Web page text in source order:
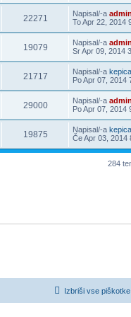
22271 Napisal/-a admin
To Apr 22, 2014
19079 Napisal/-a admin
Sr Apr 09, 2014
21717 Napisal/-a kepica
Po Apr 07, 2014
29000 Napisal/-a admin
Po Apr 07, 2014
19875 Napisal/-a kepica
Če Apr 03, 2014
284
Izbriši vse piškotke